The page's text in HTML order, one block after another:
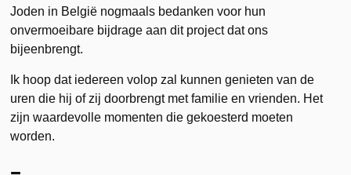
Joden in België nogmaals bedanken voor hun
onvermoeibare bijdrage aan dit project dat ons
bijeenbrengt.
Ik hoop dat iedereen volop zal kunnen genieten van de
uren die hij of zij doorbrengt met familie en vrienden. Het
zijn waardevolle momenten die gekoesterd moeten
worden.